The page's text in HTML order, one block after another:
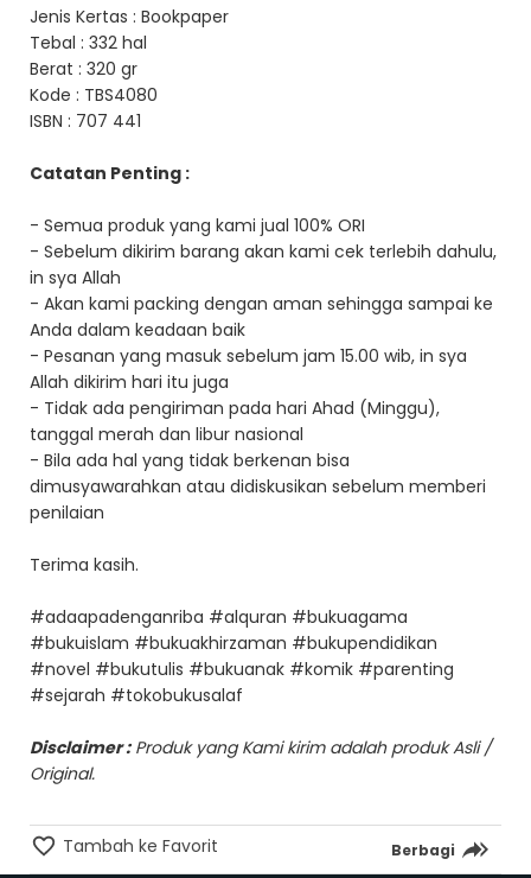
Jenis Kertas : Bookpaper
Tebal : 332 hal
Berat : 320 gr
Kode : TBS4080
ISBN : 707 441
Catatan Penting :
- Semua produk yang kami jual 100% ORI
- Sebelum dikirim barang akan kami cek terlebih dahulu,
in sya Allah
- Akan kami packing dengan aman sehingga sampai ke
Anda dalam keadaan baik
- Pesanan yang masuk sebelum jam 15.00 wib, in sya
Allah dikirim hari itu juga
- Tidak ada pengiriman pada hari Ahad (Minggu),
tanggal merah dan libur nasional
- Bila ada hal yang tidak berkenan bisa
dimusyawarahkan atau didiskusikan sebelum memberi
penilaian
Terima kasih.
#adaapadenganriba #alquran #bukuagama
#bukuislam #bukuakhirzaman #bukupendidikan
#novel #bukutulis #bukuanak #komik #parenting
#sejarah #tokobukusalaf
Disclaimer :Produk yang Kami kirim adalah produk Asli /
Original.
Tambah ke Favorit Berbagi